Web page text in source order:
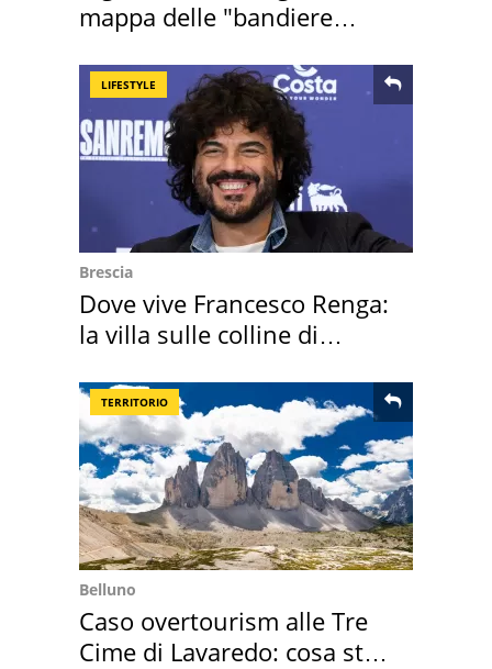
mappa delle "bandiere
LIFESTYLE
Brescia
Dove vive Francesco Renga:
la villa sulle colline di
TERRITORIO
Belluno
Caso overtourism alle Tre
Cime di Lavaredo: cosa sta